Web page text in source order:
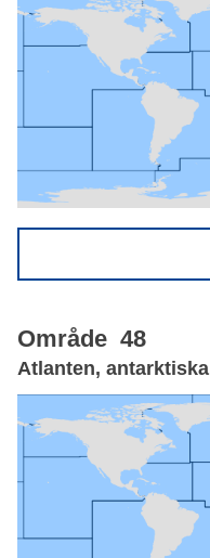
Område 48
Atlanten, antarktiska